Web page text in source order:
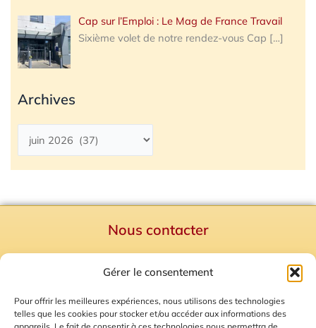
Gérer le consentement
Pour offrir les meilleures expériences, nous utilisons des technologies
telles que les cookies pour stocker et/ou accéder aux informations des
Cap sur l’Emploi : Le Mag de France Travail
Sixième volet de notre rendez-vous Cap […]
Archives
Nous contacter
Mentions Légales
Plan du site